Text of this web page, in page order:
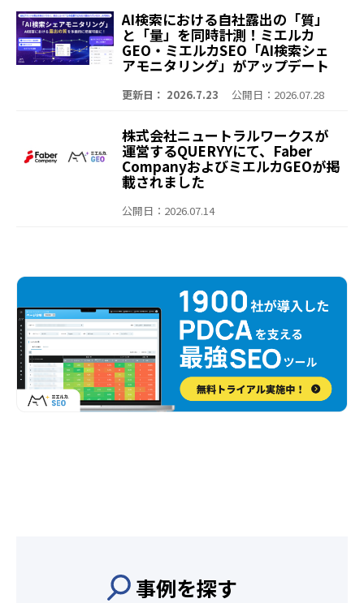
る、会場の熱量を再びオンライン
でお届け～
AI検索における自社露出の「質」
と「量」を同時計測！ミエルカ
GEO・ミエルカSEO「AI検索シェ
アモニタリング」がアップデート
数）」や「言及ランキング」を可
との比較が可能に～
更新日： 2026.7.23 公開日：2026.07.28
株式会社ニュートラルワークスが
運営するQUERYYにて、Faber
CompanyおよびミエルカGEOが掲
載されました
公開日：2026.07.14
事例を探す